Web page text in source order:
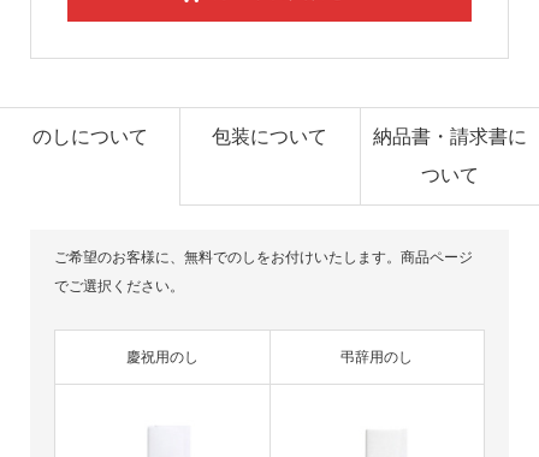
のしについて 包装について
納品書・請求書に
ついて
ご希望のお客様に、無料でのしをお付けいたします。商品ページ
でご選択ください。
慶祝用のし 弔辞用のし